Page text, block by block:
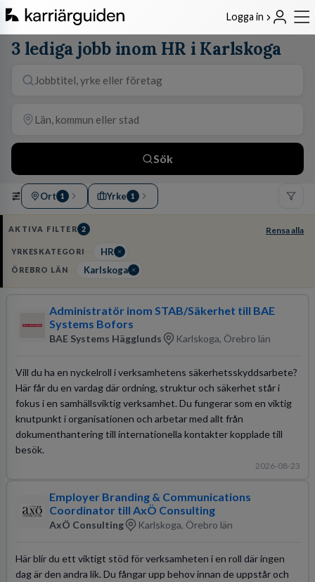
Logga in
3 lediga jobb inom HR i Karlskoga
Sök
Ort 1 Yrke 1
AKTIVA FILTER 2 Rensa alla
YRKESKATEGORI HR
ÖREBRO LÄN Karlskoga
Administratör inom STAB/Säkerhet till BAE
Systems Bofors
BAE Systems Hägglunds Karlskoga, Örebro län
Vill du ha en nyckelroll i verksamhetens säkerhetsskyddsarbete?
Här får du en vardag där ordning, struktur och säkerhet står i
fokus i en samhällsviktig verksamhet. Du fungerar som en viktig
knutpunkt i organisationen och arbetar med allt från
dokumenthantering till internationella kontakter kopplade till
besök.
2026-08-23
Employer Branding & Communications
Coordinator till AxÖ Consulting
AxÖ Consulting Karlskoga, Örebro län
Här blir du ett viktigt stöd för verksamheten i en roll där ingen
dag är den andra lik. Du fångar upp behov innan de uppstår och